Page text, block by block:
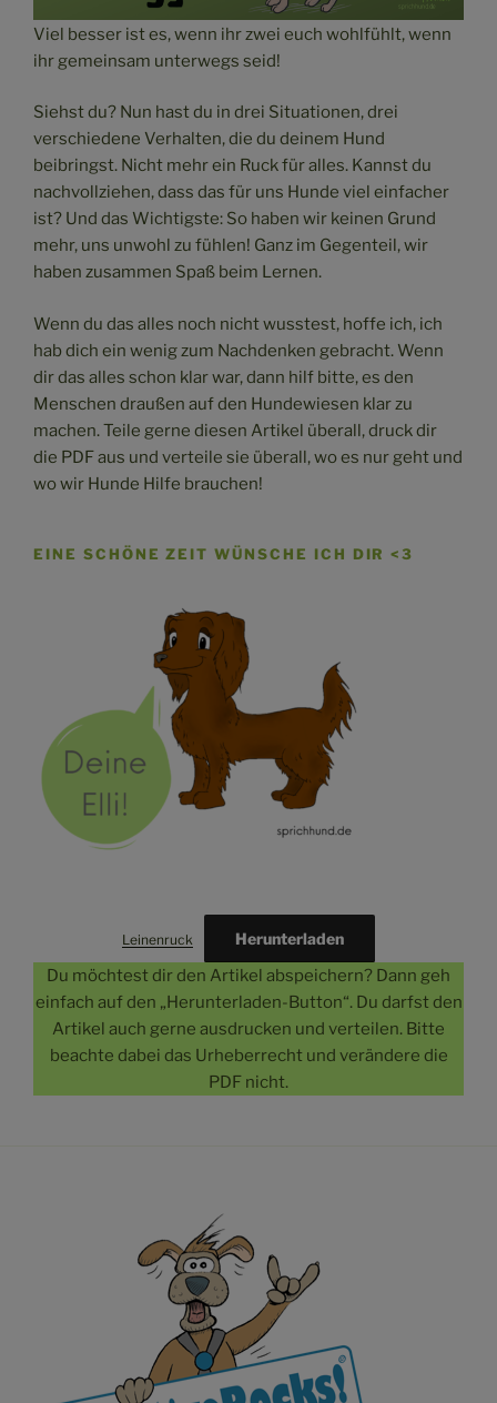
Viel besser ist es, wenn ihr zwei euch wohlfühlt, wenn
ihr gemeinsam unterwegs seid!
Siehst du? Nun hast du in drei Situationen, drei
verschiedene Verhalten, die du deinem Hund
beibringst. Nicht mehr ein Ruck für alles. Kannst du
nachvollziehen, dass das für uns Hunde viel einfacher
ist? Und das Wichtigste: So haben wir keinen Grund
mehr, uns unwohl zu fühlen! Ganz im Gegenteil, wir
haben zusammen Spaß beim Lernen.
Wenn du das alles noch nicht wusstest, hoffe ich, ich
hab dich ein wenig zum Nachdenken gebracht. Wenn
dir das alles schon klar war, dann hilf bitte, es den
Menschen draußen auf den Hundewiesen klar zu
machen. Teile gerne diesen Artikel überall, druck dir
die PDF aus und verteile sie überall, wo es nur geht und
wo wir Hunde Hilfe brauchen!
EINE SCHÖNE ZEIT WÜNSCHE ICH DIR <3
Leinenruck Herunterladen
Du möchtest dir den Artikel abspeichern? Dann geh
einfach auf den „Herunterladen-Button“. Du darfst den
Artikel auch gerne ausdrucken und verteilen. Bitte
beachte dabei das Urheberrecht und verändere die
PDF nicht.